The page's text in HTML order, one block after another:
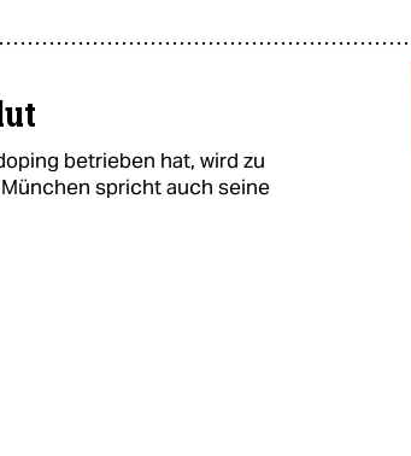
betrieben hat, wird zu
spricht auch seine